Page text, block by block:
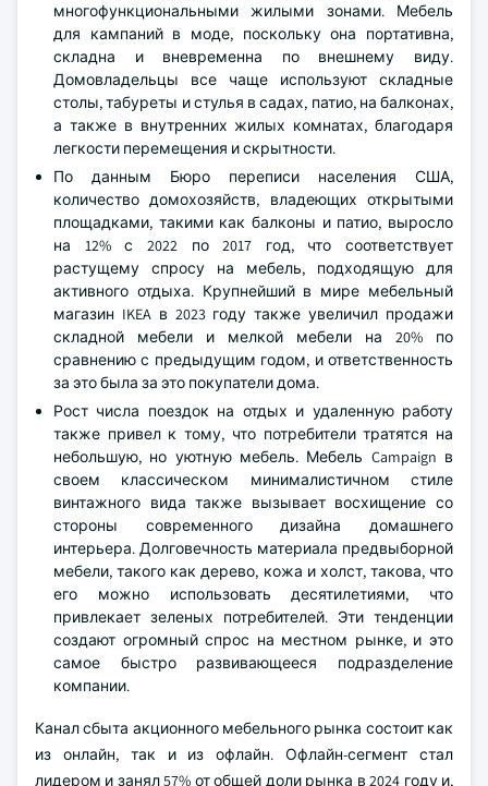
многофункциональными жилыми зонами. Мебель
для кампаний в моде, поскольку она портативна,
складна и вневременна по внешнему виду.
Домовладельцы все чаще используют складные
столы, табуреты и стулья в садах, патио, на балконах,
а также в внутренних жилых комнатах, благодаря
легкости перемещения и скрытности.
По данным Бюро переписи населения США,
количество домохозяйств, владеющих открытыми
площадками, такими как балконы и патио, выросло
на 12% с 2022 по 2017 год, что соответствует
растущему спросу на мебель, подходящую для
активного отдыха. Крупнейший в мире мебельный
магазин IKEA в 2023 году также увеличил продажи
складной мебели и мелкой мебели на 20% по
сравнению с предыдущим годом, и ответственность
за это была за это покупатели дома.
Рост числа поездок на отдых и удаленную работу
также привел к тому, что потребители тратятся на
небольшую, но уютную мебель. Мебель Campaign в
своем классическом минималистичном стиле
винтажного вида также вызывает восхищение со
стороны современного дизайна домашнего
интерьера. Долговечность материала предвыборной
мебели, такого как дерево, кожа и холст, такова, что
его можно использовать десятилетиями, что
привлекает зеленых потребителей. Эти тенденции
создают огромный спрос на местном рынке, и это
самое быстро развивающееся подразделение
компании.
Канал сбыта акционного мебельного рынка состоит как
из онлайн, так и из офлайн. Офлайн-сегмент стал
лидером и занял 57% от общей доли рынка в 2024 году и,